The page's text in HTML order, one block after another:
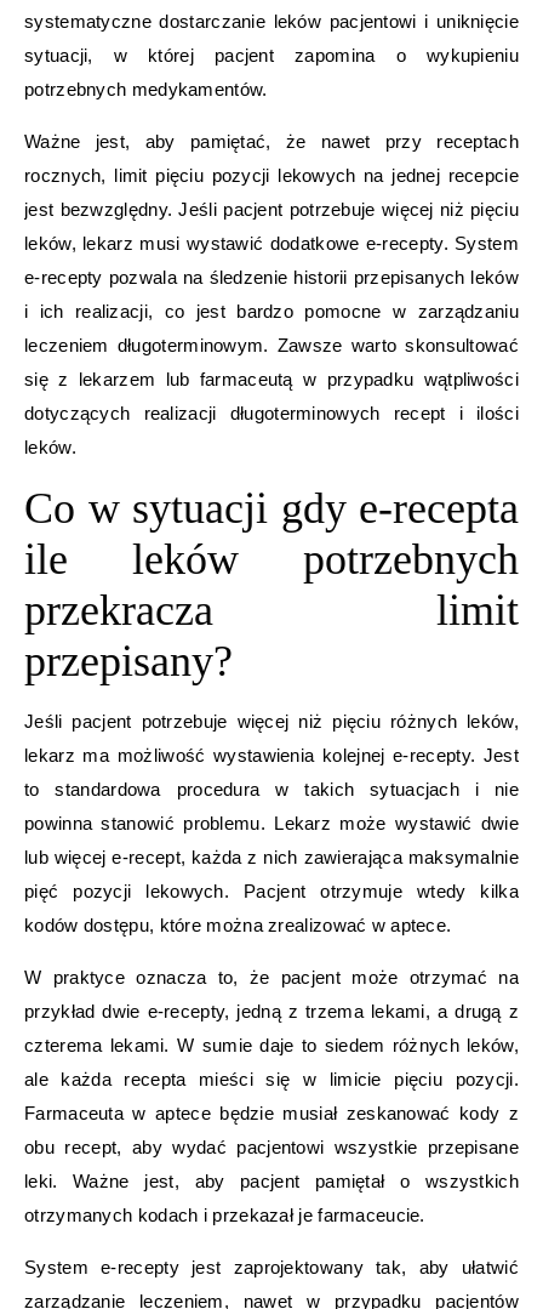
systematyczne dostarczanie leków pacjentowi i uniknięcie
sytuacji, w której pacjent zapomina o wykupieniu
potrzebnych medykamentów.
Ważne jest, aby pamiętać, że nawet przy receptach
rocznych, limit pięciu pozycji lekowych na jednej recepcie
jest bezwzględny. Jeśli pacjent potrzebuje więcej niż pięciu
leków, lekarz musi wystawić dodatkowe e-recepty. System
e-recepty pozwala na śledzenie historii przepisanych leków
i ich realizacji, co jest bardzo pomocne w zarządzaniu
leczeniem długoterminowym. Zawsze warto skonsultować
się z lekarzem lub farmaceutą w przypadku wątpliwości
dotyczących realizacji długoterminowych recept i ilości
leków.
Co w sytuacji gdy e-recepta
ile leków potrzebnych
przekracza limit
przepisany?
Jeśli pacjent potrzebuje więcej niż pięciu różnych leków,
lekarz ma możliwość wystawienia kolejnej e-recepty. Jest
to standardowa procedura w takich sytuacjach i nie
powinna stanowić problemu. Lekarz może wystawić dwie
lub więcej e-recept, każda z nich zawierająca maksymalnie
pięć pozycji lekowych. Pacjent otrzymuje wtedy kilka
kodów dostępu, które można zrealizować w aptece.
W praktyce oznacza to, że pacjent może otrzymać na
przykład dwie e-recepty, jedną z trzema lekami, a drugą z
czterema lekami. W sumie daje to siedem różnych leków,
ale każda recepta mieści się w limicie pięciu pozycji.
Farmaceuta w aptece będzie musiał zeskanować kody z
obu recept, aby wydać pacjentowi wszystkie przepisane
leki. Ważne jest, aby pacjent pamiętał o wszystkich
otrzymanych kodach i przekazał je farmaceucie.
System e-recepty jest zaprojektowany tak, aby ułatwić
zarządzanie leczeniem, nawet w przypadku pacjentów